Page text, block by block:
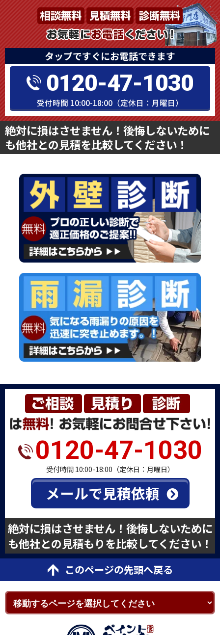
タップですぐにお電話できます
0120-47-1030
受付時間 10:00-18:00（定休日：月曜日）
絶対に損はさせません！後悔しないために
も他社との見積を比較してください！
0120-47-1030
受付時間 10:00-18:00（定休日：月曜日）
メールで見積依頼
絶対に損はさせません！後悔しないために
も他社との見積もりを比較してください！
このページの先頭へ戻る